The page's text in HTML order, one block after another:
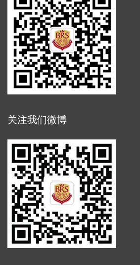
关注我们微博